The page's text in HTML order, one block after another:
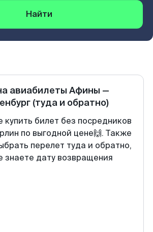
Найти
авиабилеты Афины —
(туда и обратно)
билет без посредников
по выгодной цене🙌. Также
перелет туда и обратно,
знаете дату возвращения